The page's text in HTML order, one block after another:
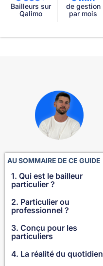
Bailleurs sur
Qalimo
de gestion
par mois
AU SOMMAIRE DE CE GUIDE
1. Qui est le bailleur
particulier ?
2. Particulier ou
professionnel ?
3. Conçu pour les
particuliers
4. La réalité du quotidien